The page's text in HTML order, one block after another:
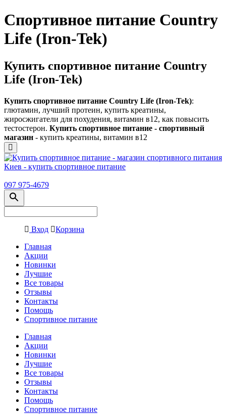
Спортивное питание Country
Life (Iron-Tek)
Купить спортивное питание Country
Life (Iron-Tek)
Купить спортивное питание Country Life (Iron-Tek):
глютамин, лучший протеин, купить креатины,
жиросжигатели для похудения, витамин в12, как повысить
тестостерон. Купить спортивное питание - спортивный
магазин - купить креатины, витамин в12
097 975-4679
Вход
Корзина
Главная
Акции
Новинки
Лучшие
Все товары
Отзывы
Контакты
Помощь
Спортивное питание
Главная
Акции
Новинки
Лучшие
Все товары
Отзывы
Контакты
Помощь
Спортивное питание